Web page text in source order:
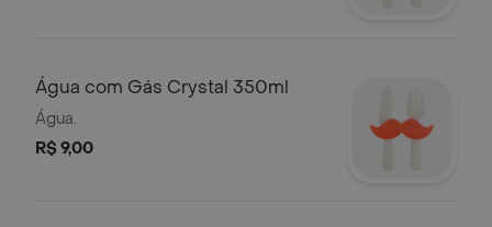
Água com Gás Crystal 350ml
Água.
R$ 9,00